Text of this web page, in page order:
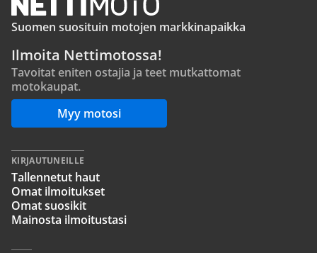
Suomen suosituin motojen markkinapaikka
Ilmoita Nettimotossa!
Tavoitat eniten ostajia ja teet mutkattomat
motokaupat.
Myy motosi
KIRJAUTUNEILLE
Tallennetut haut
Omat ilmoitukset
Omat suosikit
Mainosta ilmoitustasi